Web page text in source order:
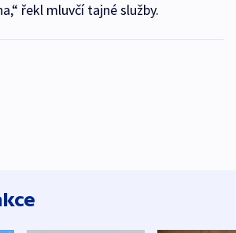
řekl mluvčí tajné služby.